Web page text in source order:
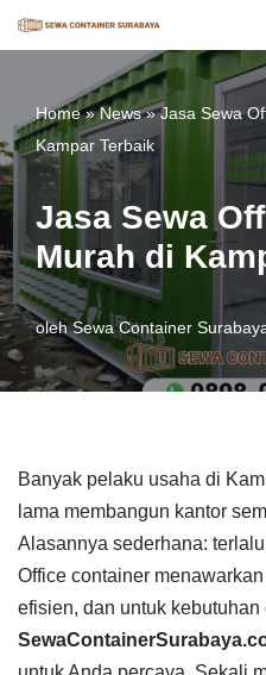
konten
Home»News»Jasa Sewa
Kampar Terbaik
Jasa Sewa
Murah di
olehSewa Container
Banyak pelaku usaha di
lama membangun kantor
Alasannya sederhana:
Office container
efisien, dan untuk kebutuhan